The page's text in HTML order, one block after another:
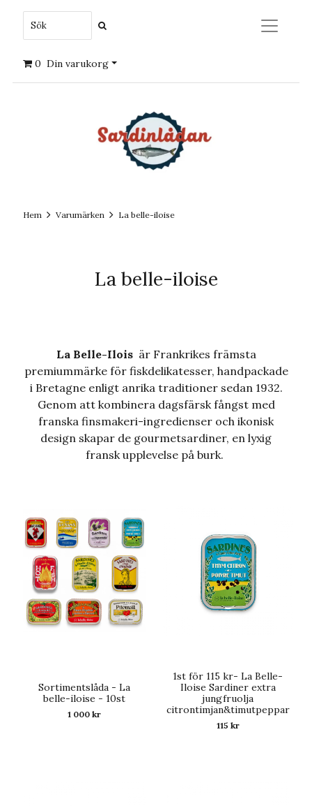
0 Din varukorg
Hem Varumärken La belle-iloise
La belle-iloise
La Belle-Ilois är Frankrikes främsta
premiummärke för fiskdelikatesser, handpackade
i Bretagne enligt anrika traditioner sedan 1932.
Genom att kombinera dagsfärsk fångst med
franska finsmakeri-ingredienser och ikonisk
design skapar de gourmetsardiner, en lyxig
fransk upplevelse på burk.
Sortimentslåda - La
belle-iloise - 10st
1 000 kr
1st för 115 kr- La Belle-
Iloise Sardiner extra
jungfruolja
citrontimjan&timutpeppar
115 kr